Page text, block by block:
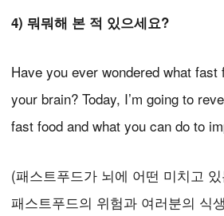
4) 뭐뭐해 본 적 있으세요?
Have you ever wondered what
your brain? Today, I’m going to
fast food and what you can do to
(패스트푸드가 뇌에 어떤 미치고
패스트푸드의 위험과 여러분의 식